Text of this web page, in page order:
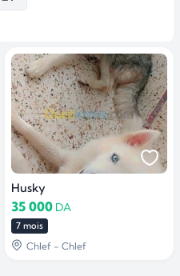
Husky
35 000 DA
7 mois
Chlef - Chlef